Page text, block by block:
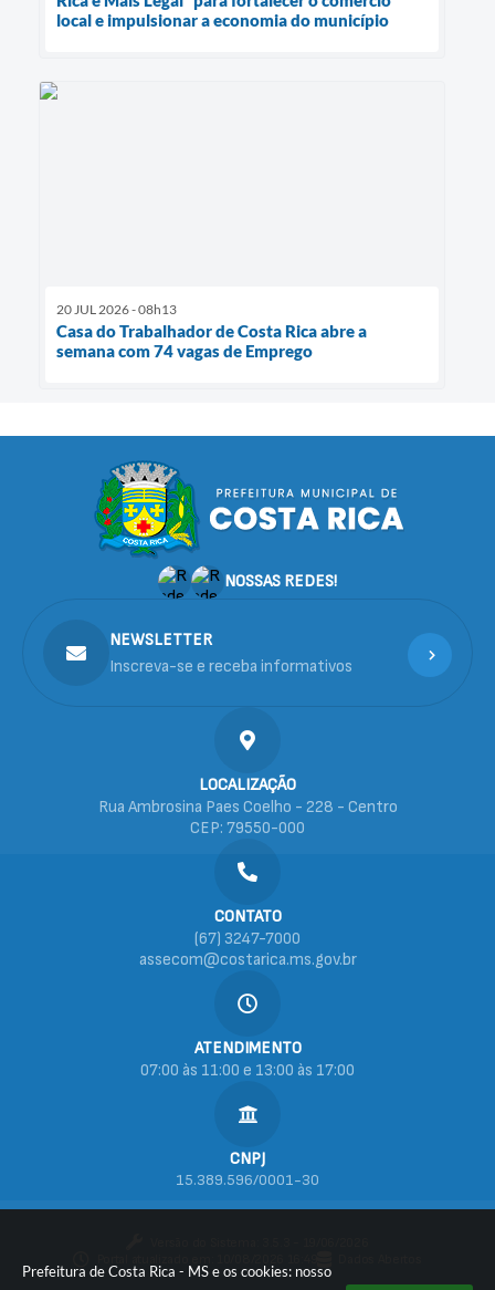
Prefeitura de Costa Rica - MS e os cookies: nosso
local e impulsionar a economia do município
20 JUL 2026 - 08h13
Casa do Trabalhador de Costa Rica abre a
semana com 74 vagas de Emprego
NOSSAS REDES!
LOCALIZAÇÃO
Rua Ambrosina Paes Coelho - 228 - Centro
CEP: 79550-000
CONTATO
(67) 3247-7000
assecom@costarica.ms.gov.br
ATENDIMENTO
07:00 às 11:00 e 13:00 às 17:00
CNPJ
15.389.596/0001-30
NEWSLETTER
Inscreva-se e receba informativos